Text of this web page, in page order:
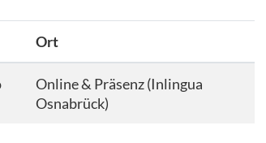
Ort
Online & Präsenz (Inlingua
Osnabrück)